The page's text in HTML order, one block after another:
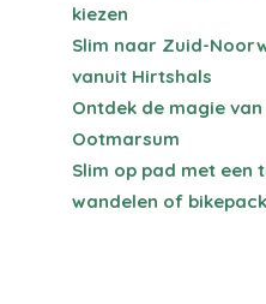
kiezen
Slim naar Zuid-
vanuit Hirtshals
Ontdek de magie
Ootmarsum
Slim op pad met een
wandelen of